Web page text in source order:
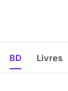
BD Livres